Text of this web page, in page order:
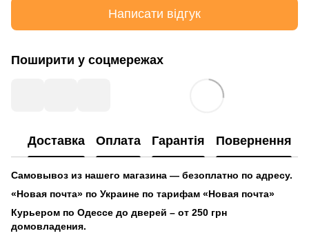
Написати відгук
Поширити у соцмережах
Доставка Оплата Гарантія Повернення
Самовывоз из нашего магазина — безоплатно по адресу.
«Новая почта» по Украине по тарифам «Новая почта»
Курьером по Одессе до дверей – от 250 грн
домовладения.